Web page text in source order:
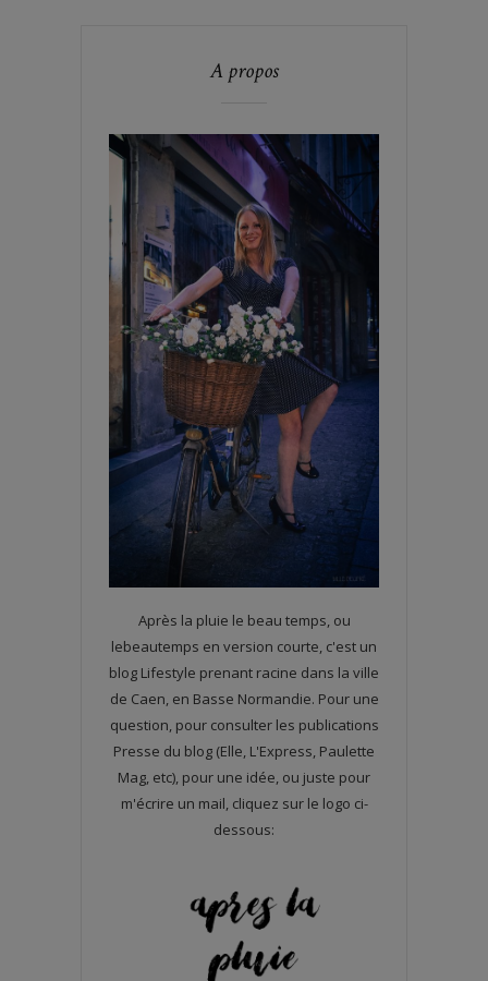
A propos
Après la pluie le beau temps, ou
lebeautemps en version courte, c'est un
blog Lifestyle prenant racine dans la ville
de Caen, en Basse Normandie. Pour une
question, pour consulter les publications
Presse du blog (Elle, L'Express, Paulette
Mag, etc), pour une idée, ou juste pour
m'écrire un mail, cliquez sur le logo ci-
dessous: